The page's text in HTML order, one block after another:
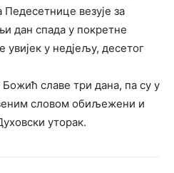
везује за
дан спада у покретне
у недјељу, десетог
славе три дана, па су у
словом обиљежени и
уторак.